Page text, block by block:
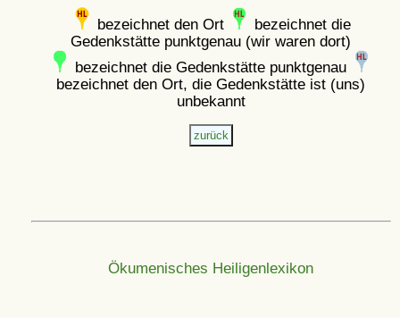
bezeichnet den Ort
bezeichnet die
Gedenkstätte punktgenau (wir waren dort)
bezeichnet die Gedenkstätte punktgenau
bezeichnet den Ort, die Gedenkstätte ist (uns)
unbekannt
Ökumenisches Heiligenlexikon